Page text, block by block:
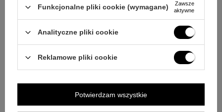
45,00 zł
40,00 zł
Funkcjonalne pliki cookie (wymagane)
Zawsze
aktywne
Analityczne pliki cookie
Reklamowe pliki cookie
Potwierdzam wszystkie